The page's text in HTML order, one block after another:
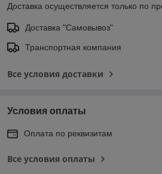
Доставка осуществляется только по
Доставка "Самовывоз"
Транспортная компания
Все условия доставки
Условия оплаты
Оплата по реквизитам
Все условия оплаты